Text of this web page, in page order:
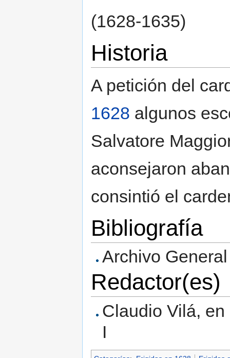
(1628-1635)
Historia
A petición del
1628 algunos
Salvatore
aconsejaron
consintió el
Bibliografía
Archivo General
Redactor(es)
Claudio Vilá,
I